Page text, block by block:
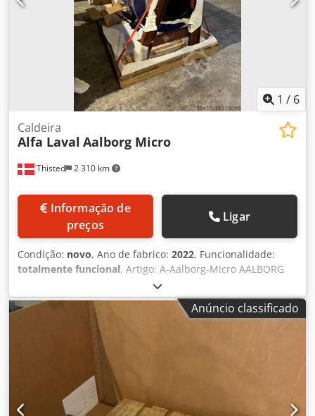
1 / 6
Thisted 2 310 km
Caldeira
Alfa Laval Aalborg Micro
preços
Ligar
Condição: novo, Ano de fabrico: 2022, Funcionalidade:
totalmente funcional, Artigo: A-Aalborg-Micro AALBORG
MICRO Dedpjqy Nv Rjfx Af Tokr O Aalborg Micro é um
permutador de calor de gases de escape/gerador de vapor
compacto, concebido para a recuperação de calor residual
de motores a gás/MDO/HFO e turbinas a gás. Como
permutador de calor, o Aalborg Micro oferece uma vasta
gama de oportunidades, devido ao facto de a água quente,
o TEG e o TFO poderem ser utilizados como meios. Além
disso, o Aalborg Micro pode ser utilizado como um gerador
de vapor. Uma unidade cilíndrica no centro com um
Anúncio classificado